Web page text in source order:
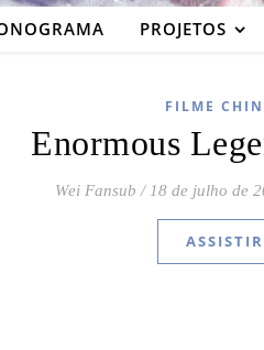
PROJETOS
FILME
Enormous
Wei Fansub / 18 de julho de
ASSISTIR